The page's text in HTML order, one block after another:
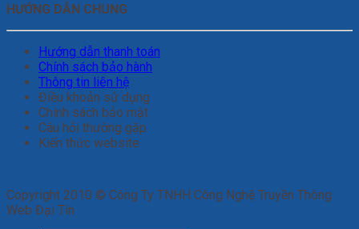
HƯỚNG DẪN CHUNG
Hướng dẫn thanh toán
Chính sách bảo hành
Thông tin liên hệ
Điều khoản sử dụng
Chính sách bảo mật
Câu hỏi thường gặp
Kiến thức website
Copyright 2010 © Công Ty TNHH Công Nghệ Truyền Thông
Web Đại Tín